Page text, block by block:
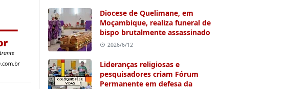
Diocese de Quelimane, em
Moçambique, realiza funeral de
bispo brutalmente assassinado
2026/6/12
Lideranças religiosas e
pesquisadores criam Fórum
Permanente em defesa da